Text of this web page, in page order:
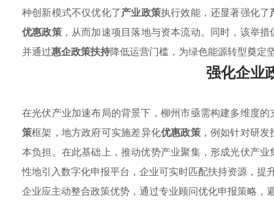
种创新模式不仅优化了产业政策执行效能，还显著强化了
优惠政策，从而加速项目落地与资本流动。同时，该举措
并通过惠企政策扶持降低运营门槛，为绿色能源转型奠定
强化企业
在光伏产业加速布局的背景下，柳州市亟需构建多维度的
策框架，地方政府可实施差异化优惠政策，例如针对研发
本负担。在此基础上，推动优势产业聚集，形成光伏产
性地引入数字化申报平台，企业可实时匹配扶持资源，提
企业应主动整合政策优势，通过专业顾问优化申报策略，